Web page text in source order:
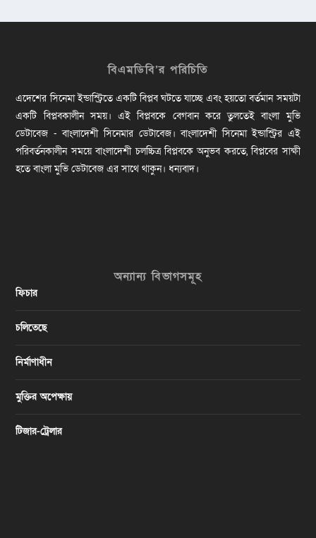
বিএমডিবি’র পরিচিতি
এদেশের সিনেমা ইন্ডাস্ট্রিতে একটি বিপ্লব ঘটতে যাচ্ছে এবং হয়তো বর্তমান সময়টা
একটি বিপ্লবকালীন সময়। এই বিপ্লবকে বেগবান করে তুলতেই বাংলা মুভি
ডেটাবেজ - বাংলাদেশী সিনেমার ডেটাবেজ। বাংলাদেশী সিনেমা ইন্ডাস্ট্রির এই
পরিবর্তনকালীন সময়ে বাংলাদেশী চলচ্চিত্র বিপ্লবকে অনুভব করতে, বিপ্লবের সাক্ষী
হতে বাংলা মুভি ডেটাবেজ এর সাথে থাকুন। ধন্যবাদ।
অন্যান্য বিভাগসমূহ
ফিচার
চলিতেছে
নির্মাণাধীন
মুক্তির অপেক্ষায়
টিজার-ট্রেলার